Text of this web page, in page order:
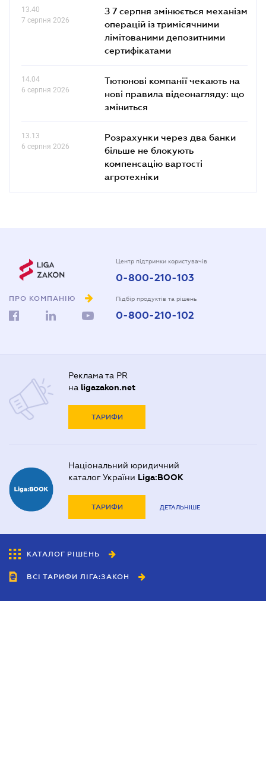
13.40
7 серпня 2026
З 7 серпня змінюється механізм
операцій із тримісячними
лімітованими депозитними
сертифікатами
14.04
6 серпня 2026
Тютюнові компанії чекають на
нові правила відеонагляду: що
зміниться
13.13
6 серпня 2026
Розрахунки через два банки
більше не блокують
компенсацію вартості
агротехніки
ПРО КОМПАНІЮ
Центр підтримки користувачів
0-800-210-103
Підбір продуктів та рішень
0-800-210-102
Реклама та PR
на ligazakon.net
ТАРИФИ
Національний юридичний
каталог України Liga:BOOK
ТАРИФИ ДЕТАЛЬНІШЕ
КАТАЛОГ РІШЕНЬ
ВСІ ТАРИФИ ЛІГА:ЗАКОН